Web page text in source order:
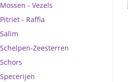
Mossen - Vezels
Pitriet - Raffia
Salim
Schelpen-Zeesterren
Schors
Specerijen